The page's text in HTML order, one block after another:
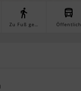
Zu Fuß gehen Öffentlich